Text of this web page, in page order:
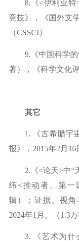
8. 《<伊利亚
竞技》，《国外文
（CSSCI）
9. 《中国科学
著），《科学文化评
其它
1.
《古希腊宇
报》， 2015年2月16
2. 《<论天>中“
纬<推动者、第一
辑）：证据、视角
2024年1月。（1 .3万
3.
《艺术为